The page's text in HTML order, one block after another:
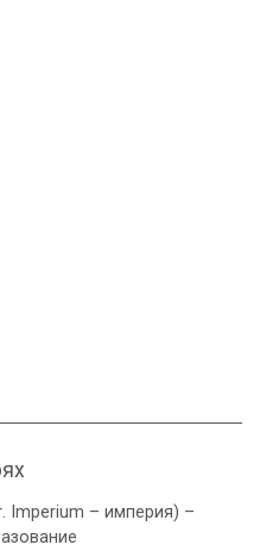
Imperium – империя) –